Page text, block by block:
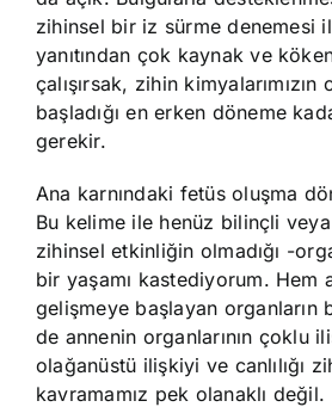
zihinsel bir iz sürme denemesi
yanıtından çok kaynak ve
çalışırsak, zihin kimyalarımızın
başladığı en erken döneme
gerekir.
Ana karnındaki fetüs oluşma
Bu kelime ile henüz bilinçli
zihinsel etkinliğin olmadığı -
bir yaşamı kastediyorum. Hem
gelişmeye başlayan organların
de annenin organlarının çoklu
olağanüstü ilişkiyi ve canlılığı
kavramamız pek olanaklı değil.